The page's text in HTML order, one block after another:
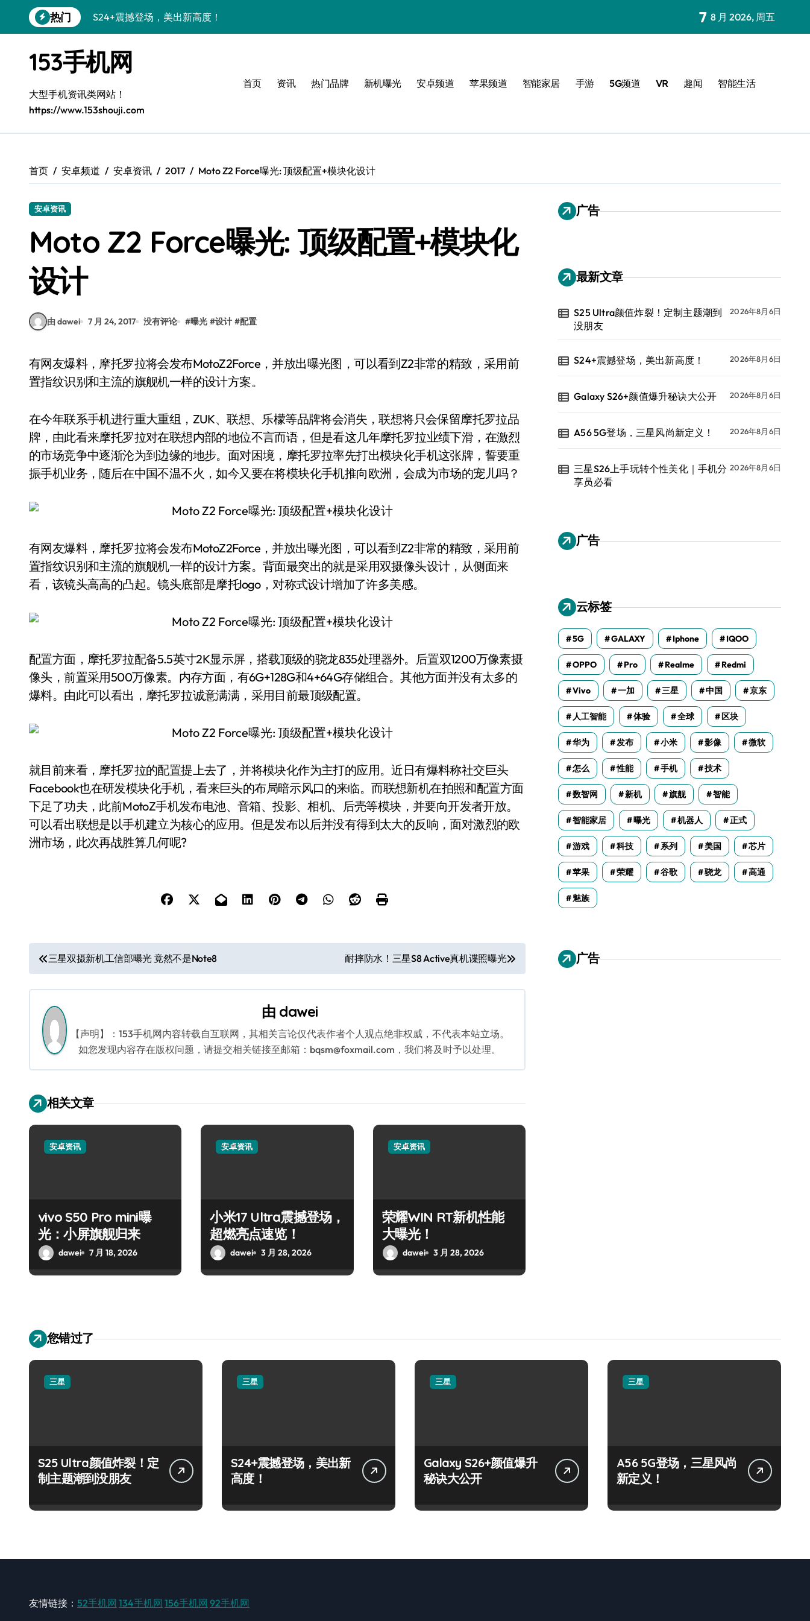
到
热门
S24+震撼登场，美出新高度！
A56 5G登场，三星风尚新定义！
三星S26上手玩转个性美化｜手机分享员必看
S25美化秘籍：个性潮玩，炫酷加倍！
C55 5G焕新秘籍：定制潮流无限畅玩
Galaxy Z Flip6：折叠时尚，一瞬惊艳
S25 Ultra颜值炸裂！定制主题潮到没朋友
7 8 月 2026, 周五
153手机网
大型手机资讯类网站！
https://www.153shouji.com
首页 资讯 热门品牌 新机曝光 安卓频道 苹果频道 智能家居 手游 5G频道 VR 趣闻 智能生活
首页 安卓频道 安卓资讯 2017 Moto Z2 Force曝光: 顶级配置+模块化设计
安卓资讯
Moto Z2 Force曝光: 顶级配置+模块化
设计
由 dawei 7 月 24, 2017 没有评论 #曝光 #设计 #配置
有网友爆料，摩托罗拉将会发布MotoZ2Force，并放出曝光图，可以看到Z2非常的精致，采用前
置指纹识别和主流的旗舰机一样的设计方案。
在今年联系手机进行重大重组，ZUK、联想、乐檬等品牌将会消失，联想将只会保留摩托罗拉品
牌，由此看来摩托罗拉对在联想内部的地位不言而语，但是看这几年摩托罗拉业绩下滑，在激烈
的市场竞争中逐渐沦为到边缘的地步。面对困境，摩托罗拉率先打出模块化手机这张牌，誓要重
振手机业务，随后在中国不温不火，如今又要在将模块化手机推向欧洲，会成为市场的宠儿吗？
有网友爆料，摩托罗拉将会发布MotoZ2Force，并放出曝光图，可以看到Z2非常的精致，采用前
置指纹识别和主流的旗舰机一样的设计方案。背面最突出的就是采用双摄像头设计，从侧面来
看，该镜头高高的凸起。镜头底部是摩托logo，对称式设计增加了许多美感。
配置方面，摩托罗拉配备5.5英寸2K显示屏，搭载顶级的骁龙835处理器外。后置双1200万像素摄
像头，前置采用500万像素。内存方面，有6G+128G和4+64G存储组合。其他方面并没有太多的
爆料。由此可以看出，摩托罗拉诚意满满，采用目前最顶级配置。
就目前来看，摩托罗拉的配置提上去了，并将模块化作为主打的应用。近日有爆料称社交巨头
Facebook也在研发模块化手机，看来巨头的布局暗示风口的来临。而联想新机在拍照和配置方面
下足了功夫，此前MotoZ手机发布电池、音箱、投影、相机、后壳等模块，并要向开发者开放。
可以看出联想是以手机建立为核心的应用。但是发布以后并没有得到太大的反响，面对激烈的欧
洲市场，此次再战胜算几何呢?
文
章
导
航
三星双摄新机工信部曝光 竟然不是Note8 耐摔防水！三星S8 Active真机谍照曝光
由 dawei
【声明】：153手机网内容转载自互联网，其相关言论仅代表作者个人观点绝非权威，不代表本站立场。
如您发现内容存在版权问题，请提交相关链接至邮箱：bqsm@foxmail.com，我们将及时予以处理。
相关文章
安卓资讯
vivo S50 Pro mini曝
光：小屏旗舰归来
dawei 7 月 18, 2026
安卓资讯
小米17 Ultra震撼登场，
超燃亮点速览！
dawei 3 月 28, 2026
安卓资讯
荣耀WIN RT新机性能
大曝光！
dawei 3 月 28, 2026
广告
最新文章
S25 Ultra颜值炸裂！定制主题潮到
没朋友
2026年8月6日
S24+震撼登场，美出新高度！ 2026年8月6日
Galaxy S26+颜值爆升秘诀大公开 2026年8月6日
A56 5G登场，三星风尚新定义！ 2026年8月6日
三星S26上手玩转个性美化｜手机分
享员必看
2026年8月6日
广告
云标签
5G GALAXY Iphone IQOO
OPPO Pro Realme Redmi
Vivo 一加 三星 中国 京东
人工智能 体验 全球 区块
华为 发布 小米 影像 微软
怎么 性能 手机 技术
数智网 新机 旗舰 智能
智能家居 曝光 机器人 正式
游戏 科技 系列 美国 芯片
苹果 荣耀 谷歌 骁龙 高通
魅族
广告
您错过了
三星
S25 Ultra颜值炸裂！定
制主题潮到没朋友
三星
S24+震撼登场，美出新
高度！
三星
Galaxy S26+颜值爆升
秘诀大公开
三星
A56 5G登场，三星风尚
新定义！
友情链接： 52手机网 134手机网 156手机网 92手机网